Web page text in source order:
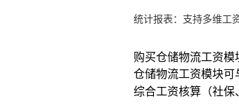
统计报表：支持多维工
购买仓储物流工资模
仓储物流工资模块可
综合工资核算（社保